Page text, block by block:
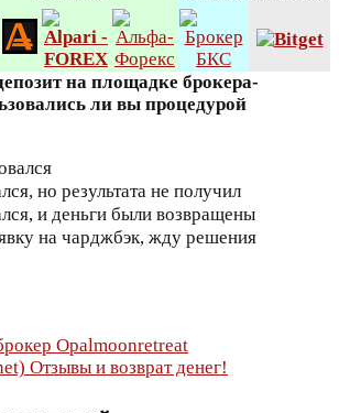
на площадке брокера-
ли вы процедурой
но результата не получил
и деньги были возвращены
на чарджбэк, жду решения
Opalmoonretreat
Отзывы и возврат денег!